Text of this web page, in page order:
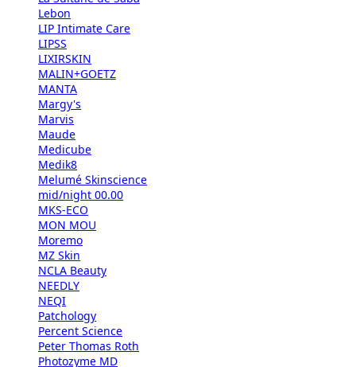
Lebon
LIP Intimate Care
LIPSS
LIXIRSKIN
MALIN+GOETZ
MANTA
Margy's
Marvis
Maude
Medicube
Medik8
Melumé Skinscience
mid/night 00.00
MKS-ECO
MON MOU
Moremo
MZ Skin
NCLA Beauty
NEEDLY
NEQI
Patchology
Percent Science
Peter Thomas Roth
Photozyme MD